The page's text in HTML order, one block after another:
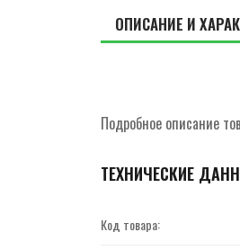
ОПИСАНИЕ И
Подробное описание
ТЕХНИЧЕСКИЕ
Код товара: